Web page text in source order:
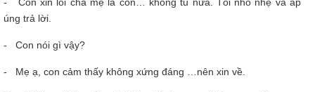
úng trả lời.
- Con nói gì vậy?
- Mẹ ạ, con cảm thấy không xứng đáng …nên xin về.